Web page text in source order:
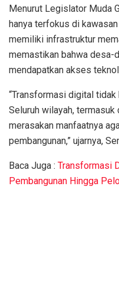
Menurut Legislator Muda
hanya terfokus di
memiliki infrastruktur
memastikan bahwa desa-
mendapatkan akses
“Transformasi digital
Seluruh wilayah, termasuk
merasakan manfaatnya
pembangunan,” ujarnya,
Baca Juga : Transformasi
Pembangunan Hingga